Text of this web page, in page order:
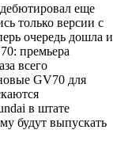
еще
только версии с
очередь дошла и
премьера
всего
GV70 для
в штате
будут выпускать